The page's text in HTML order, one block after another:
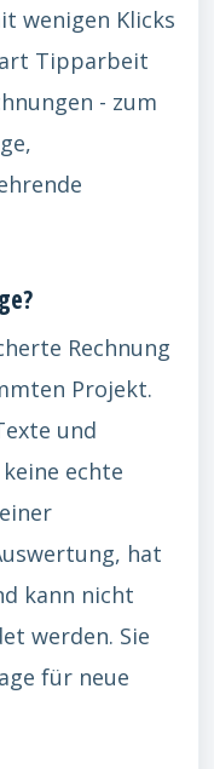
wenigen Klicks
Tipparbeit
- zum
Rechnung
Projekt.
und
echte
hat
kann nicht
werden. Sie
für neue